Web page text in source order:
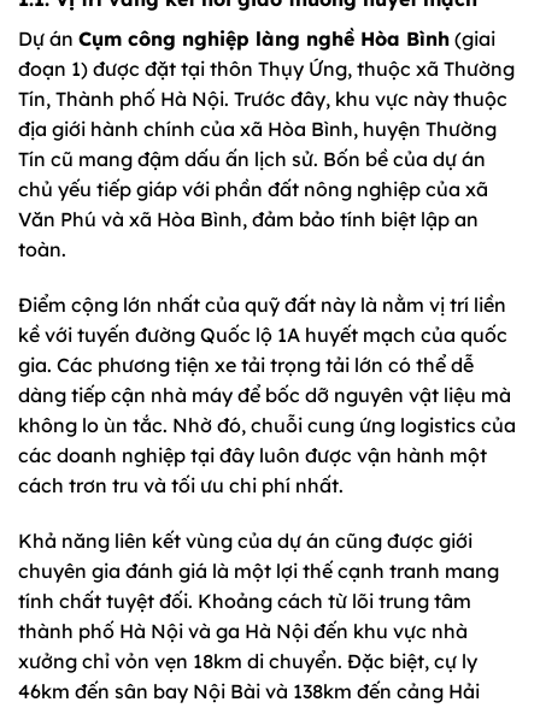
Dự án Cụm công nghiệp làng nghề Hòa Bình (giai
đoạn 1) được đặt tại thôn Thụy Ứng, thuộc xã Thường
Tín, Thành phố Hà Nội. Trước đây, khu vực này thuộc
địa giới hành chính của xã Hòa Bình, huyện Thường
Tín cũ mang đậm dấu ấn lịch sử. Bốn bề của dự án
chủ yếu tiếp giáp với phần đất nông nghiệp của xã
Văn Phú và xã Hòa Bình, đảm bảo tính biệt lập an
toàn.
Điểm cộng lớn nhất của quỹ đất này là nằm vị trí liền
kề với tuyến đường Quốc lộ 1A huyết mạch của quốc
gia. Các phương tiện xe tải trọng tải lớn có thể dễ
dàng tiếp cận nhà máy để bốc dỡ nguyên vật liệu mà
không lo ùn tắc. Nhờ đó, chuỗi cung ứng logistics của
các doanh nghiệp tại đây luôn được vận hành một
cách trơn tru và tối ưu chi phí nhất.
Khả năng liên kết vùng của dự án cũng được giới
chuyên gia đánh giá là một lợi thế cạnh tranh mang
tính chất tuyệt đối. Khoảng cách từ lõi trung tâm
thành phố Hà Nội và ga Hà Nội đến khu vực nhà
xưởng chỉ vỏn vẹn 18km di chuyển. Đặc biệt, cự ly
46km đến sân bay Nội Bài và 138km đến cảng Hải